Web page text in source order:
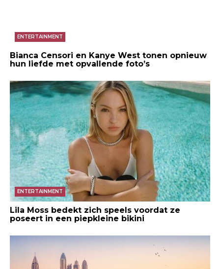
ENTERTAINMENT
Bianca Censori en Kanye West tonen opnieuw
hun liefde met opvallende foto’s
ENTERTAINMENT
Lila Moss bedekt zich speels voordat ze
poseert in een piepkleine bikini